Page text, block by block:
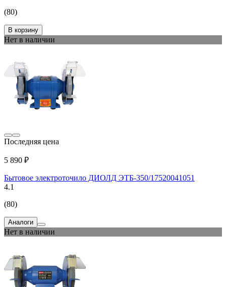
(80)
В корзину
Нет в наличии
Последняя цена
5 890 ₽
Бытовое электроточило ДИОЛД ЭТБ-350/17520041051
4.1
(80)
Аналоги
Нет в наличии